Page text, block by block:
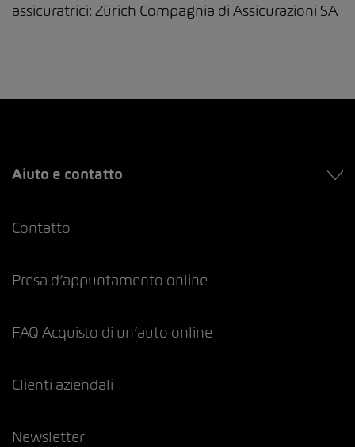
assicuratrici: Zürich Compagnia di Assicurazioni SA
Aiuto e contatto
Contatto
Presa d’appuntamento online
FAQ Acquisto di un’auto online
Clienti aziendali
Newsletter